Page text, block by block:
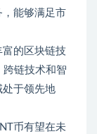
，能够满足市
的区块链技
链技术和智
处于领先地
币有望在未